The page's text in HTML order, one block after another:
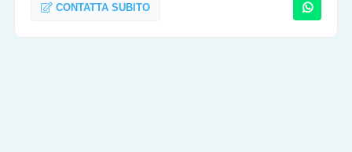
CONTATTA SUBITO